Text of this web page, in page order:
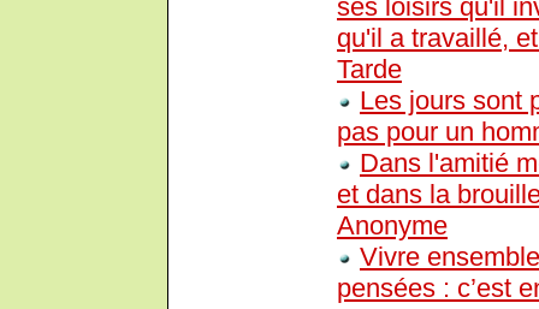
ses loisirs qu'il
qu'il a travaillé,
Tarde
Les jours sont
pas pour un
Dans l'amitié
et dans la
Anonyme
Vivre
pensées : c’est